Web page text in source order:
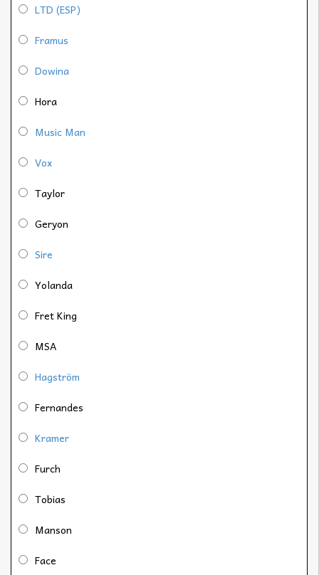
LTD (ESP)
Framus
Dowina
Hora
Music Man
Vox
Taylor
Geryon
Sire
Yolanda
Fret King
MSA
Hagström
Fernandes
Kramer
Furch
Tobias
Manson
Face